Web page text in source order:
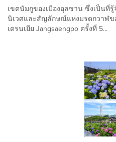
เขตนัมกูของเมืองอุลซาน ซึ่งเป็นที่
นิเวศและสัญลักษณ์แห่งมรดกวาฬข
เดรนเยีย Jangsaengpo ครั้งที่ 5...